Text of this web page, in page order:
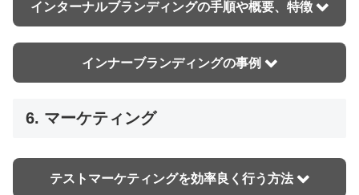
インターナルブランディングの手順や概要、特徴
インナーブランディングの事例
6. マーケティング
テストマーケティングを効率良く行う方法